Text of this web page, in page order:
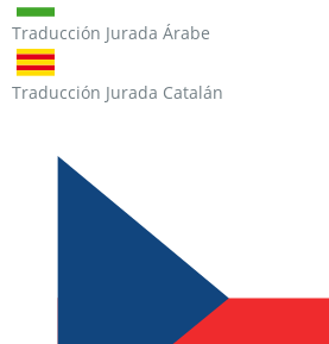
Traducción Jurada Árabe
Traducción Jurada Catalán